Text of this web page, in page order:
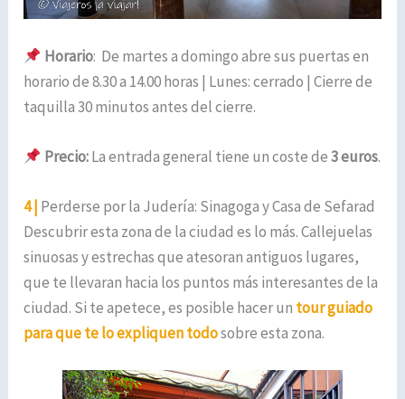
Horario: De martes a domingo abre sus puertas en
horario de 8.30 a 14.00 horas | Lunes: cerrado | Cierre de
taquilla 30 minutos antes del cierre.
Precio:La entrada general tiene un coste de3 euros.
4 | Perderse por la Judería: Sinagoga y Casa de Sefarad
Descubrir esta zona de la ciudad es lo más. Callejuelas
sinuosas y estrechas que atesoran antiguos lugares,
que te llevaran hacia los puntos más interesantes de la
ciudad. Si te apetece, es posible hacer un tour guiado
para que te lo expliquen todosobre esta zona.